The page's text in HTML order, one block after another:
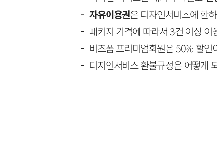
- 자유이용권은 디자인서비스에 한
- 패키지 가격에 따라서 3건 이상
- 비즈폼 프리미엄회원은 50% 할인
- 디자인서비스 환불규정은 어떻게